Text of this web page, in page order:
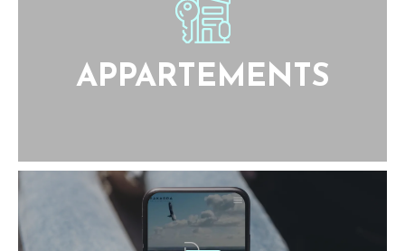
APPARTEMENTS